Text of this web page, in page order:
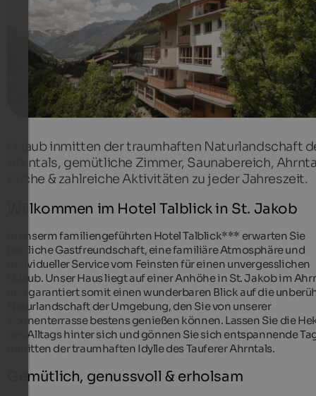
Urlaub inmitten der traumhaften Naturlandschaft
Ahrntals, gemütliche Zimmer, Saunabereich,
Küche & zahlreiche Aktivitäten zu jeder Jahreszeit.
Willkommen im Hotel Talblick in St. Jakob
In unserm familiengeführten Hotel Talblick*** erwarten Sie
herzliche Gastfreundschaft, eine familiäre Atmosphäre und
individueller Service vom Feinsten für einen unvergesslichen
Urlaub. Unser Haus liegt auf einer Anhöhe in St. Jakob im
und garantiert somit einen wunderbaren Blick auf die
Naturlandschaft der Umgebung, den Sie von unserer
Sonnenterrasse bestens genießen können. Lassen Sie die
des Alltags hinter sich und gönnen Sie sich entspannende
inmitten der traumhaften Idylle des Tauferer Ahrntals.
Gemütlich, genussvoll & erholsam